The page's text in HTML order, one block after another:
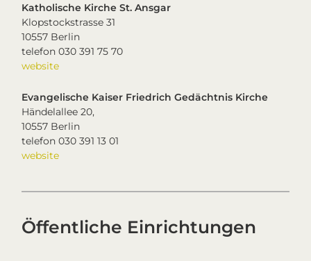
Katholische Kirche St. Ansgar
Klopstockstrasse 31
10557 Berlin
telefon 030 391 75 70
website
Evangelische Kaiser Friedrich Gedächtnis Kirche
Händelallee 20,
10557 Berlin
telefon 030 391 13 01
website
Öffentliche Einrichtungen